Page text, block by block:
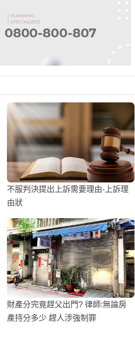
不服判決提出上訴需要理由-上訴理
由狀
財產分完竟趕父出門? 律師:無論房
產持分多少 趕人涉強制罪